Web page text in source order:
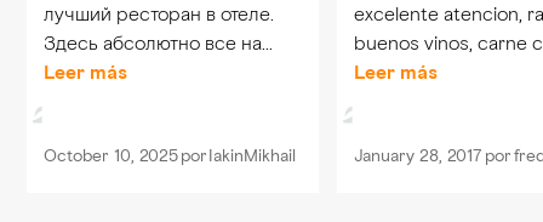
лучший ресторан в отеле.
Здесь абсолютно все на
высшем уровне - очень
этого ресторана я еще
Leer más
October 10, 2025porIakinMikhail
excelente atencion,
buenos vinos, carne
pocas vecesla he
tenido algun punto
Leer más
January 28, 2017 por